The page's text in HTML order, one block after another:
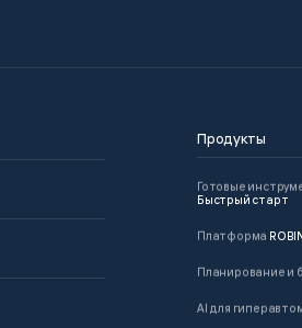
Продукты
Готовые
Быстрый старт
Платформа ROBIN
Планирование и
AI для